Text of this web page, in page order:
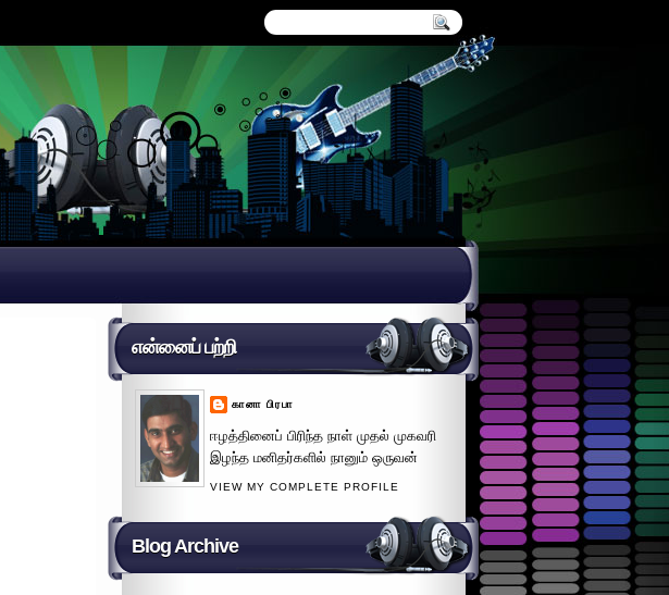
என்னைப் பற்றி
கானா பிரபா
ஈழத்தினைப் பிரிந்த நாள் முதல் முகவரி
இழந்த மனிதர்களில் நானும் ஒருவன்
VIEW MY COMPLETE PROFILE
Blog Archive